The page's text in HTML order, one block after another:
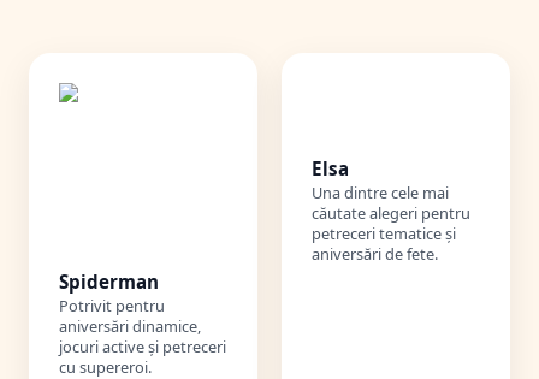
Spiderman
Potrivit pentru
aniversări dinamice,
jocuri active și petreceri
cu supereroi.
Elsa
Una dintre cele mai
căutate alegeri pentru
petreceri tematice și
aniversări de fete.